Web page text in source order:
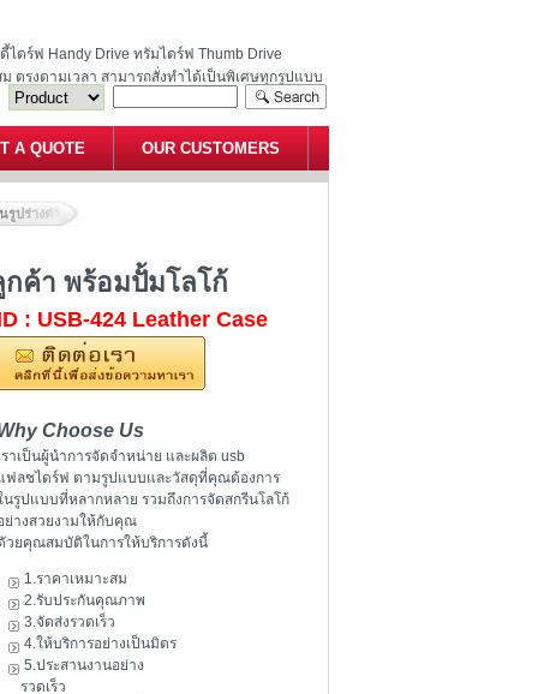
ดร์ฟ Handy Drive ทรัมไดร์ฟ Thumb Drive
ตรงตามเวลา สามารถสั่งทำได้เป็นพิเศษทุกรูปแบบ
A QUOTE OUR CUSTOMERS
ปร่างต่างๆ ตามแบบของลูกค้า พร้อมปั้มโลโก้
ค้า พร้อมปั้มโลโก้
: USB-424 Leather Case
Choose Us
ราเป็นผู้นำการจัดจำหน่าย และผลิต usb
ฟลชไดร์ฟ ตามรูปแบบและวัสดุที่คุณต้องการ
นรูปแบบที่หลากหลาย รวมถึงการจัดสกรีนโลโก้
ย่างสวยงามให้กับคุณ
วยคุณสมบัติในการให้บริการดังนี้
1.ราคาเหมาะสม
2.รับประกันคุณภาพ
3.จัดส่งรวดเร็ว
4.ให้บริการอย่างเป็นมิตร
5.ประสานงานอย่าง
รวดเร็ว